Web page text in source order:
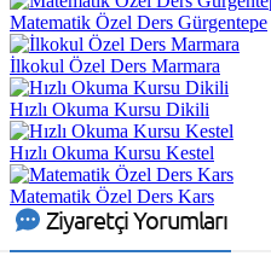
Matematik Özel Ders Gürgentepe
İlkokul Özel Ders Marmara
Hızlı Okuma Kursu Dikili
Hızlı Okuma Kursu Kestel
Matematik Özel Ders Kars
Ziyaretçi Yorumları